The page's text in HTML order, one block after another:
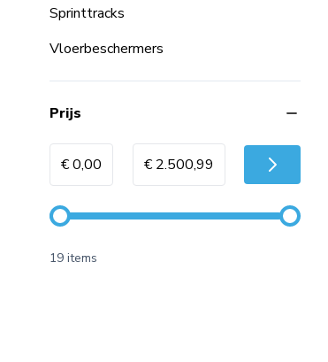
Sprinttracks
Vloerbeschermers
Prijs
Minimum value
€ 0,00 Maximale Waarde
€ 2.500,99
19 items